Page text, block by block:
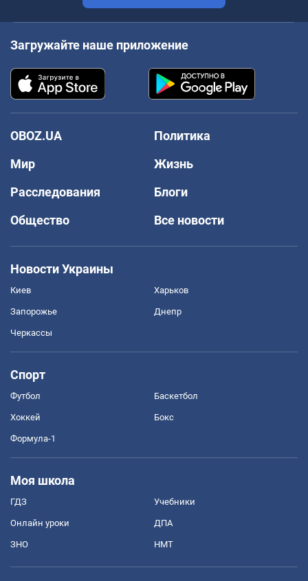
Загружайте наше приложение
OBOZ.UA
Политика
Мир
Жизнь
Расследования
Блоги
Общество
Все новости
Новости Украины
Киев Харьков
Запорожье Днепр
Черкассы
Спорт
Футбол Баскетбол
Хоккей Бокс
Формула-1
Моя школа
ГДЗ Учебники
Онлайн уроки ДПА
ЗНО НМТ